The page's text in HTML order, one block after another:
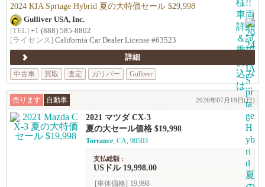
2024 KIA Sprtage Hybrid 夏の大特価セール $29,998
Gulliver USA, Inc.
[TEL] +1 (888) 585-8802
[ライセンス] California Car Dealer License #63523
詳細
中古車
買取 査定 ガリバー Gulliver
売ります 自動車 2026年07月19日(日)
2021 マツダ CX-3
夏の大セール価格 $19,998
Torrance, CA, 90503
支払総額 :
USドル 19,998.00
[車体価格] 19,998